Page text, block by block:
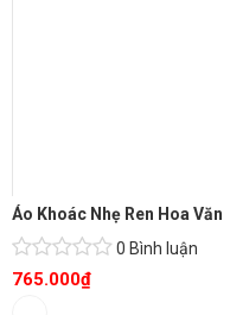
Áo Khoác Nhẹ Ren Hoa Văn
0 Bình luận
765.000₫